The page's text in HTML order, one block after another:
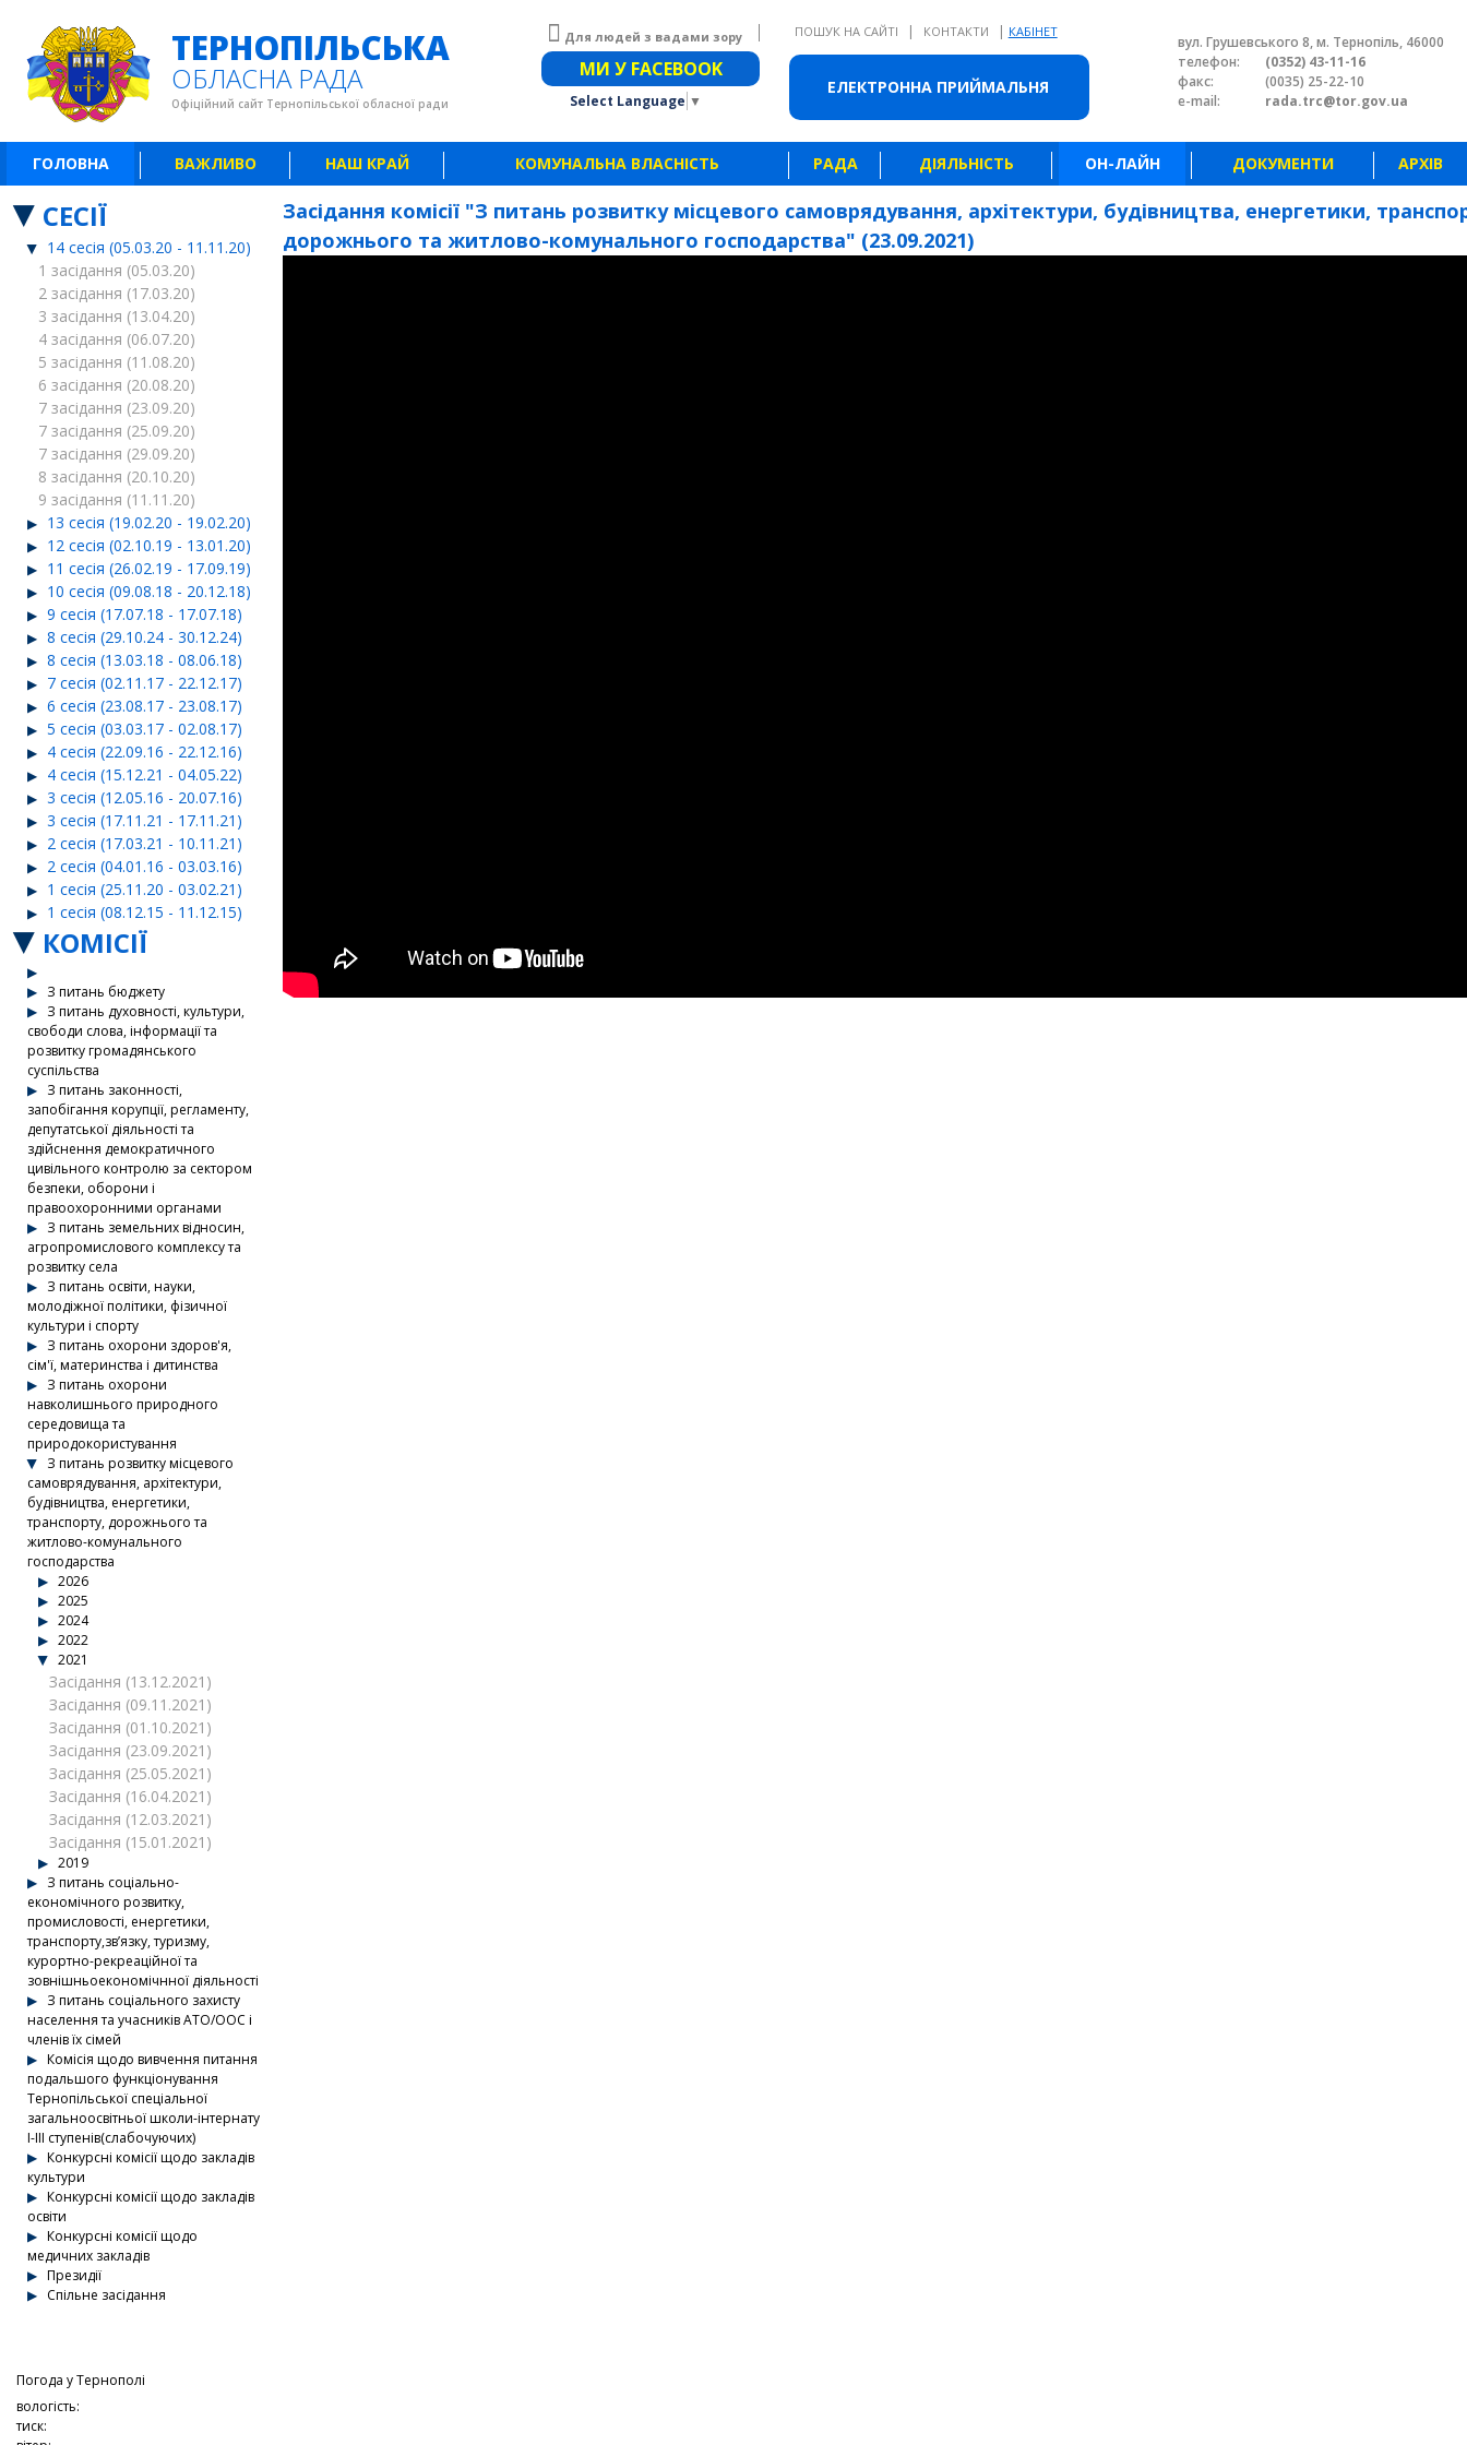
ЕЛЕКТРОННА ПРИЙМАЛЬНЯ
ТЕРНОПІЛЬСЬКА
ОБЛАСНА РАДА
Офіційний сайт Тернопільської обласної ради
Для людей з вадами зору Звичайна версія сайту
МИ У FACEBOOK
Select Language ▼
ПОШУК НА САЙТІ | КОНТАКТИ | КАБІНЕТ
вул. Грушевського 8, м. Тернопіль, 46000
телефон:
(0352) 43-11-16
факс:
(0035) 25-22-10
e-mail:
rada.trc@tor.gov.ua
ГОЛОВНА ВАЖЛИВО НАШ КРАЙ КОМУНАЛЬНА ВЛАСНІСТЬ РАДА ДІЯЛЬНІСТЬ ОН-ЛАЙН ДОКУМЕНТИ АРХІВ
СЕСІЇ
14 сесія (05.03.20 - 11.11.20)
1 засідання (05.03.20)
2 засідання (17.03.20)
3 засідання (13.04.20)
4 засідання (06.07.20)
5 засідання (11.08.20)
6 засідання (20.08.20)
7 засідання (23.09.20)
7 засідання (25.09.20)
7 засідання (29.09.20)
8 засідання (20.10.20)
9 засідання (11.11.20)
13 сесія (19.02.20 - 19.02.20)
12 сесія (02.10.19 - 13.01.20)
11 сесія (26.02.19 - 17.09.19)
10 сесія (09.08.18 - 20.12.18)
9 сесія (17.07.18 - 17.07.18)
8 сесія (29.10.24 - 30.12.24)
8 сесія (13.03.18 - 08.06.18)
7 сесія (02.11.17 - 22.12.17)
6 сесія (23.08.17 - 23.08.17)
5 сесія (03.03.17 - 02.08.17)
4 сесія (22.09.16 - 22.12.16)
4 сесія (15.12.21 - 04.05.22)
3 сесія (12.05.16 - 20.07.16)
3 сесія (17.11.21 - 17.11.21)
2 сесія (17.03.21 - 10.11.21)
2 сесія (04.01.16 - 03.03.16)
1 сесія (25.11.20 - 03.02.21)
1 сесія (08.12.15 - 11.12.15)
КОМІСІЇ
З питань бюджету
З питань духовності, культури,
свободи слова, інформації та
розвитку громадянського
суспільства
З питань законності,
запобігання корупції, регламенту,
депутатської діяльності та
здійснення демократичного
цивільного контролю за сектором
безпеки, оборони і
правоохоронними органами
З питань земельних відносин,
агропромислового комплексу та
розвитку села
З питань освіти, науки,
молодіжної політики, фізичної
культури і спорту
З питань охорони здоров'я,
сім'ї, материнства і дитинства
З питань охорони
навколишнього природного
середовища та
природокористування
З питань розвитку місцевого
самоврядування, архітектури,
будівництва, енергетики,
транспорту, дорожнього та
житлово-комунального
господарства
2026
2025
2024
2022
2021
Засідання (13.12.2021)
Засідання (09.11.2021)
Засідання (01.10.2021)
Засідання (23.09.2021)
Засідання (25.05.2021)
Засідання (16.04.2021)
Засідання (12.03.2021)
Засідання (15.01.2021)
2019
З питань соціально-
економічного розвитку,
промисловості, енергетики,
транспорту,зв’язку, туризму,
курортно-рекреаційної та
зовнішньоекономічнної діяльності
З питань соціального захисту
населення та учасників АТО/ООС і
членів їх сімей
Комісія щодо вивчення питання
подальшого функціонування
Тернопільської спеціальної
загальноосвітньої школи-інтернату
І-ІІІ ступенів(слабочуючих)
Конкурсні комісії щодо закладів
культури
Конкурсні комісії щодо закладів
освіти
Конкурсні комісії щодо
медичних закладів
Президії
Спільне засідання
Погода уТернополі
вологість:
тиск:
Засідання комісії "З питань розвитку місцевого самоврядування, архітектури, будівництва, енергетики,
дорожнього та житлово-комунального господарства" (23.09.2021)